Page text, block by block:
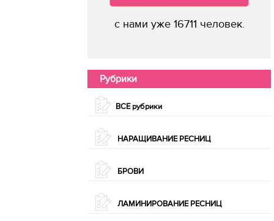
с нами уже 16711 человек.
Рубрики
ВСЕ рубрики
НАРАЩИВАНИЕ РЕСНИЦ
БРОВИ
ЛАМИНИРОВАНИЕ РЕСНИЦ